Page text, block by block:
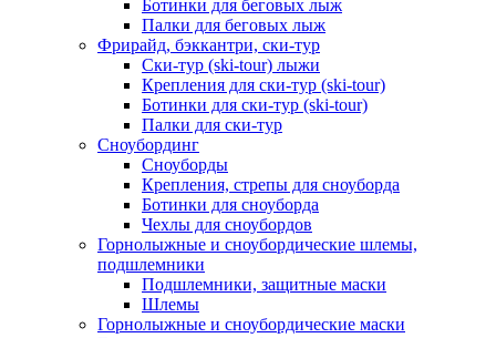
Ботинки для беговых лыж
Палки для беговых лыж
Фрирайд, бэккантри, ски-тур
Ски-тур (ski-tour) лыжи
Крепления для ски-тур (ski-tour)
Ботинки для ски-тур (ski-tour)
Палки для ски-тур
Сноубординг
Сноуборды
Крепления, стрепы для сноуборда
Ботинки для сноуборда
Чехлы для сноубордов
Горнолыжные и сноубордические шлемы,
подшлемники
Подшлемники, защитные маски
Шлемы
Горнолыжные и сноубордические маски